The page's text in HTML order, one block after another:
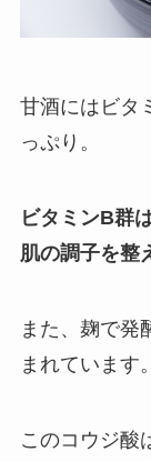
甘酒にはビタ
っぷり。
ビタミンB群
肌の調子を整
また、麹で発
まれています。
このコウジ酸